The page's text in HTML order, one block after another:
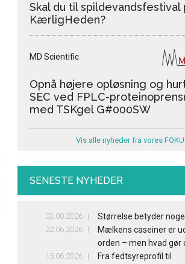
Skal du til spildevandsfestival
KærligHeden?
MD Scientific
Opnå højere opløsning og
SEC ved FPLC-
med TSKgel G#000SW
Vis alle nyheder fra vores
SENESTE NYHEDER
03.08.2026 Størrelse betyder
22.06.2026
Mælkens caseiner er
orden – men hvad gør
15.06.2026
Fra fedtsyreprofil til